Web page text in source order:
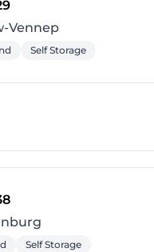
- Nieuw-Vennep
Vennep
Self Storage
- Zwanenburg
Self Storage